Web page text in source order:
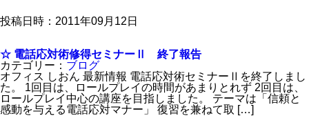
投稿日時：2011年09月12日
☆ 電話応対術修得セミナーⅡ 終了報告
カテゴリー： ブログ
オフィス しおん 最新情報 電話応対術セミナーⅡを終了しまし
た。 1回目は、ロールプレイの時間があまりとれず 2回目は、
ロールプレイ中心の講座を目指しました。 テーマは「信頼と
感動を与える電話応対マナー」 復習を兼ねて取 […]